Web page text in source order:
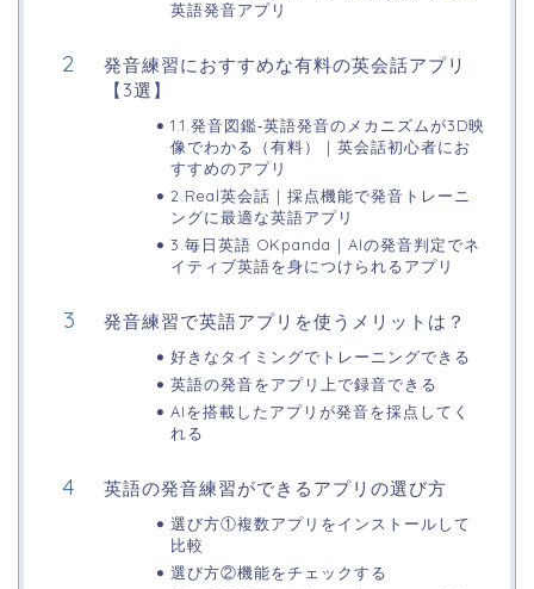
英語発音アプリ
発音練習におすすめな有料の英会話アプリ
【3選】
1.1.発音図鑑‐英語発音のメカニズムが3D映
像でわかる（有料）｜英会話初心者にお
すすめのアプリ
2.Real英会話｜採点機能で発音トレーニ
ングに最適な英語アプリ
3.毎日英語 OKpanda｜AIの発音判定でネ
イティブ英語を身につけられるアプリ
発音練習で英語アプリを使うメリットは？
好きなタイミングでトレーニングできる
英語の発音をアプリ上で録音できる
AIを搭載したアプリが発音を採点してく
れる
英語の発音練習ができるアプリの選び方
選び方①複数アプリをインストールして
比較
選び方②機能をチェックする